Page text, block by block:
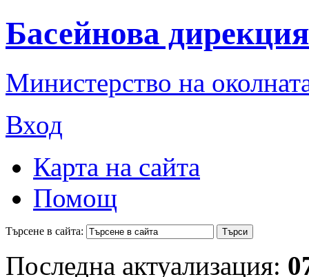
Басейнова
Министерство на
Вход
Карта на сайта
Помощ
Търсене в сайта:
Последна актуализация: